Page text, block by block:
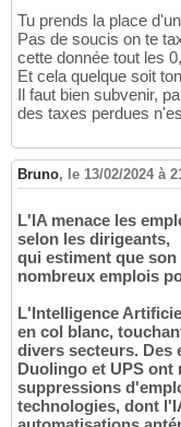
Tu prends la place
Pas de soucis on te
cette donnée tout les
Et cela quelque soit
Il faut bien subvenir,
des taxes perdues
Bruno, le 13/02/2024 à
L'IA menace les
selon les dirigeants,
qui estiment que
nombreux emplois
L'Intelligence
en col blanc,
divers secteurs. Des
Duolingo et UPS ont
suppressions
technologies, dont